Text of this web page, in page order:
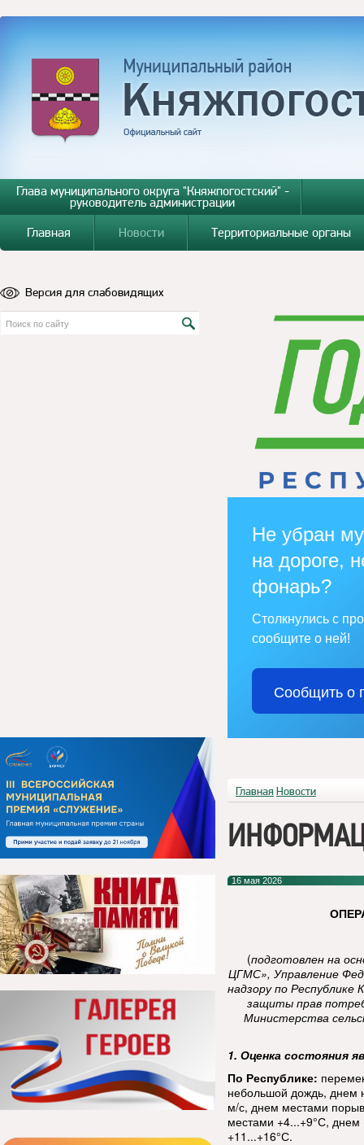
Глава муниципального округа "Княжпогостский" -
руководитель администрации
Главная
Новости Территориальные органы
Версия для слабовидящих
Не убран
на дороге,
фонарь?
Столкнулись с
сообщите о ней!
Сообщить о
Главная Новости
16 мая 2026
(подготовлен на
ЦГМС», Управление
надзору по Республике
защиты прав
Министерства
1. Оценка состояния
По Республике:
небольшой дождь,
м/с, днем местами
местами +4...+9°С, днем
+11...+16°С.